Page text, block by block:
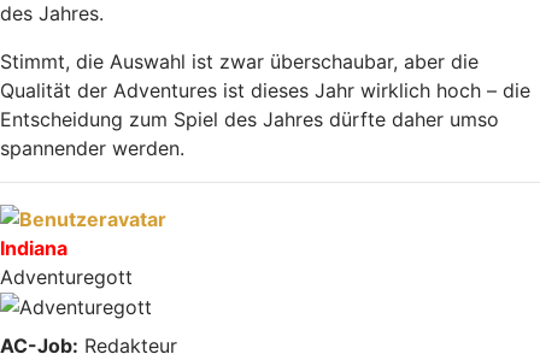
des Jahres.
Stimmt, die Auswahl ist zwar überschaubar, aber die
Qualität der Adventures ist dieses Jahr wirklich hoch – die
Entscheidung zum Spiel des Jahres dürfte daher umso
spannender werden.
Nach oben
Indiana
Adventuregott
AC-Job: Redakteur